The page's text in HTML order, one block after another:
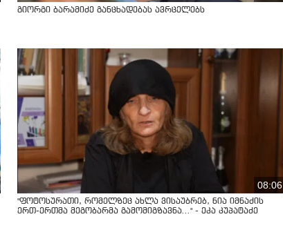
გიორგი ბარამიძე განცხადებას ავრცელებს
08:06
"ფოტოსურათი, რომელზეც ახლა ვისაუბრებ, ნია იმნაძის
ერთ-ერთმა მეგობარმა გამომიგზავნა..." - ეკა კუპატაძე